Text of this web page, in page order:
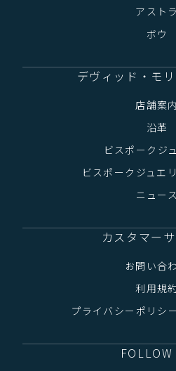
アストラ
ボウ
デヴィッド・モ
店舗案内
沿革
ビスポークジ
ビスポークジュエ
ニュース
カスタマー
お問い合
利用規
プライバシーポリシ
FOLLOW